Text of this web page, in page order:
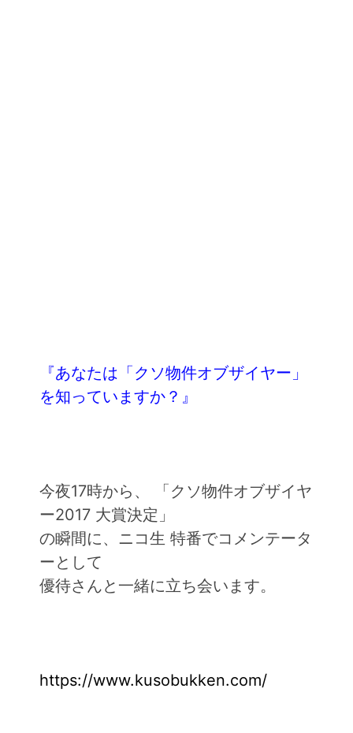
『あなたは「クソ物件オブザイヤー」
を知っていますか？』
今夜17時から、 「クソ物件オブザイヤ
ー2017 大賞決定」
の瞬間に、ニコ生 特番でコメンテータ
ーとして
優待さんと一緒に立ち会います。
https://www.kusobukken.com/